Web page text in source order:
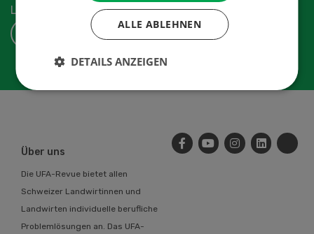
Landwirtschaftsbranche.
ABONNIEREN
Über uns
Die UFA-Revue bietet allen
Schweizer Landwirtinnen und
Landwirten individuelle berufliche
Problemlösungen an. Das UFA-
ALLE ABLEHNEN
DETAILS ANZEIGEN